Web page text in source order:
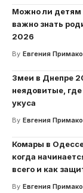
Можно ли детям
важно знать
2026
By Евгения
Змеи в Днепре
неядовитые,
укуса
By Евгения
Комары в
когда
всего и как
By Евгения